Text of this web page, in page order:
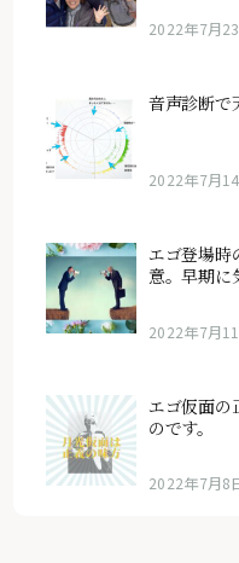
2022年7月
音声診断で
2022年7月
エゴ登場時
意。早期に
2022年7月
エゴ仮面の
のです。
2022年7月8